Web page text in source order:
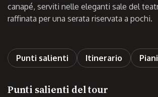
canapé, serviti nelle eleganti sale del
raffinata per una serata riservata a pochi.
Punti salienti Itinerario
Punti salienti del tour